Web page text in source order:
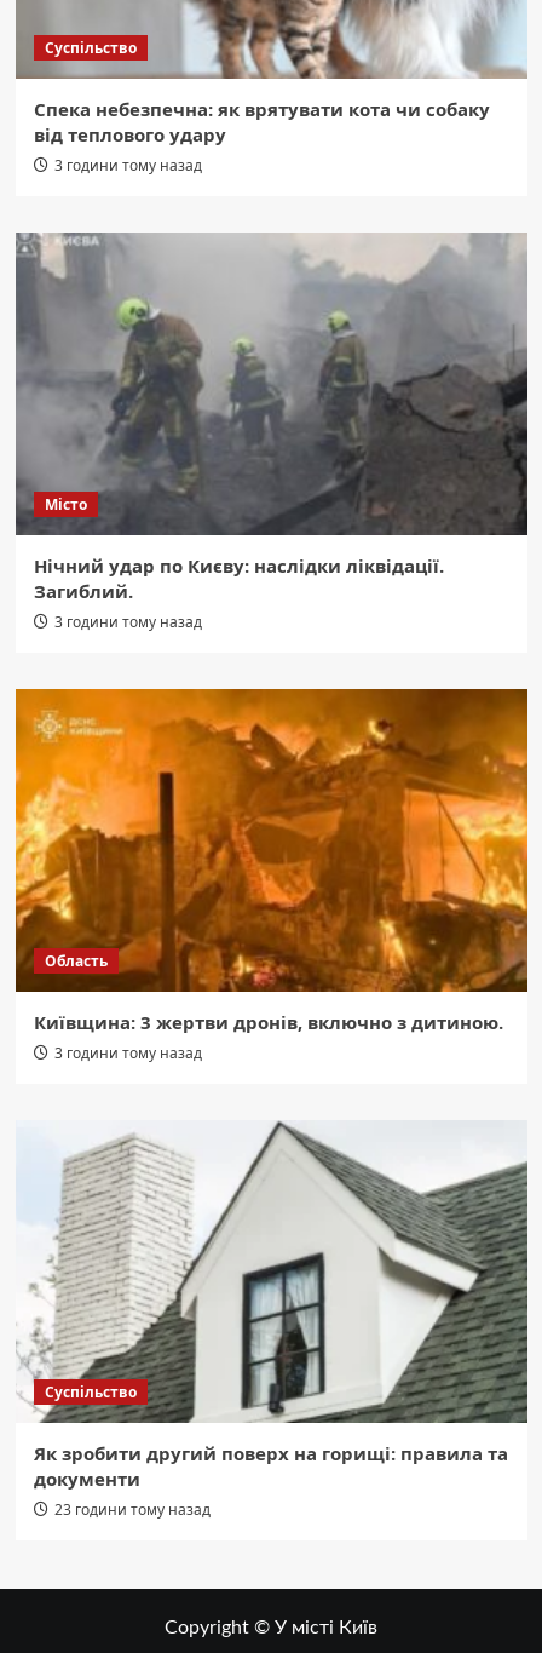
Суспільство
Спека небезпечна: як врятувати кота чи собаку
від теплового удару
3 години тому назад
Місто
Нічний удар по Києву: наслідки ліквідації.
Загиблий.
3 години тому назад
Область
Київщина: 3 жертви дронів, включно з дитиною.
3 години тому назад
Суспільство
Як зробити другий поверх на горищі: правила та
документи
23 години тому назад
Copyright © У місті Київ